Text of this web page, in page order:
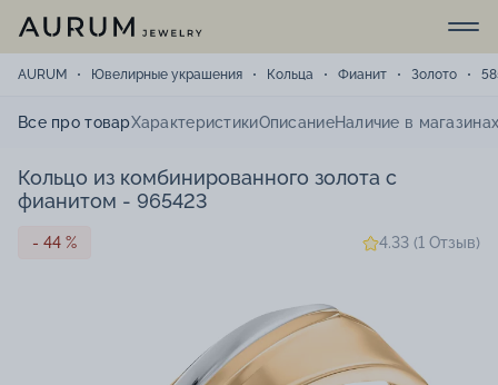
AURUM Ювелирные украшения Кольца Фианит Золото
Все про товарХарактеристикиОписаниеНаличие в
Кольцо из комбинированного золота с
фианитом - 965423
- 44 % 4.33 (1 Отзыв)